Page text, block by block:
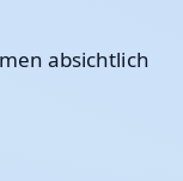
absichtlich